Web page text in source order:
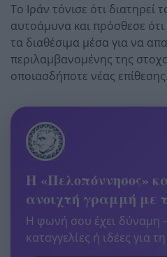
Το Ιράν τόνισε ότι διατηρεί
αυτοάμυνα και πρόσθεσε
τα διαθέσιμα μέσα για να
περιλαμβανομένης της
οποιασδήποτε νέας επίθεσης.
Η «Πελοπόννησος»
ανοιχτή γραμμή με
Η φωνή σου έχει δύναμη
καταγγελίες ή ιδέες για